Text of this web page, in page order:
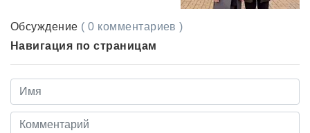
Обсуждение ( 0 комментариев )
Навигация по страницам